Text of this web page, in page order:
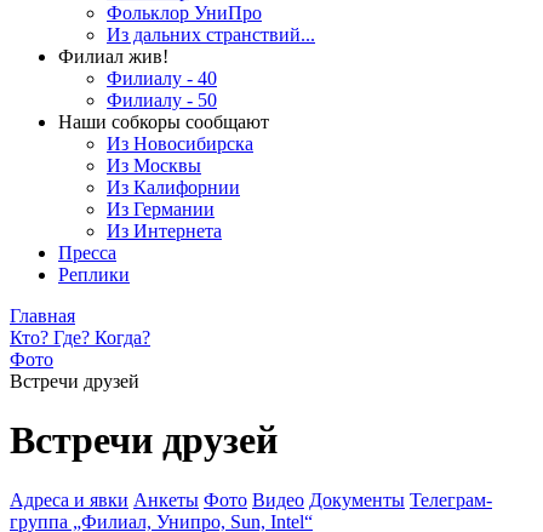
Фольклор УниПро
Из дальних странствий...
Филиал жив!
Филиалу - 40
Филиалу - 50
Наши собкоры сообщают
Из Новосибирска
Из Москвы
Из Калифорнии
Из Германии
Из Интернета
Пресса
Реплики
Главная
Кто? Где? Когда?
Фото
Встречи друзей
Встречи друзей
Адреса и явки Анкеты Фото Видео Документы Телеграм-
группа „Филиал, Унипро, Sun, Intel“